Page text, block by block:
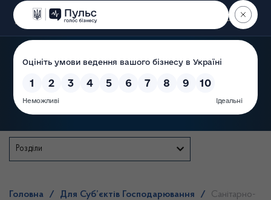
Пошук
Розділи
Головна / Для Суб’єктів Господарювання /
Санітарно-